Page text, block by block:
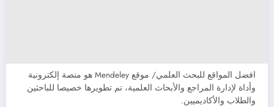
افضل المواقع للبحث العلمي/ موقع Mendeley هو منصة إلكترونية
وأداة لإدارة المراجع والأبحاث العلمية، تم تطويرها خصيصا للباحثين
والطلاب والأكاديميين.